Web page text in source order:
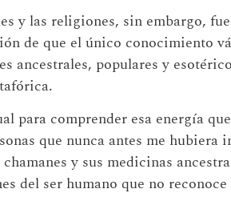
y las religiones, sin embargo,
de que el único conocimiento
ancestrales, populares y
para comprender esa energía
que nunca antes me
y sus medicinas
del ser humano que no